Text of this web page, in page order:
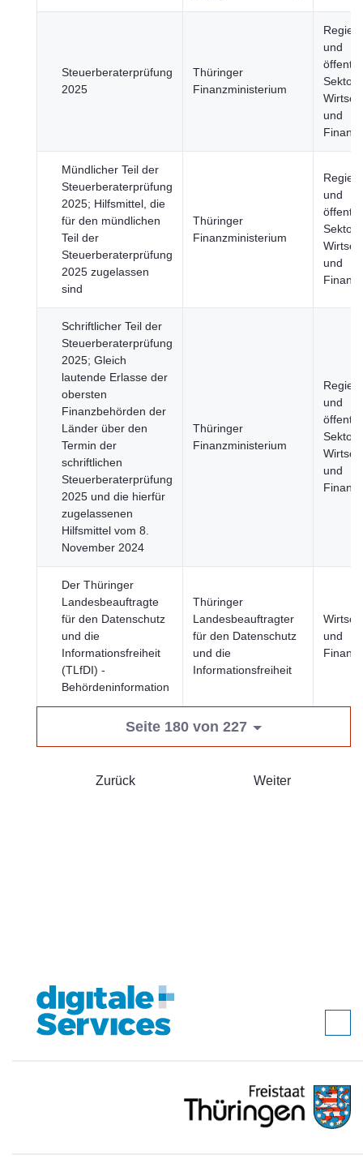
Steuerberaterprüfung
2025
Thüringer
Finanzministerium
und
Sektor,
und
Mündlicher Teil der
Steuerberaterprüfung
2025; Hilfsmittel, die
für den mündlichen
Teil der
Steuerberaterprüfung
2025 zugelassen
sind
Thüringer
Finanzministerium
und
Sektor,
und
Schriftlicher Teil der
Steuerberaterprüfung
2025; Gleich
lautende Erlasse der
obersten
Finanzbehörden der
Länder über den
Termin der
schriftlichen
Steuerberaterprüfung
2025 und die hierfür
zugelassenen
Hilfsmittel vom 8.
November 2024
Thüringer
Finanzministerium
und
Sektor,
und
Der Thüringer
Landesbeauftragte
für den Datenschutz
und die
Informationsfreiheit
(TLfDI) -
Behördeninformation
Thüringer
Landesbeauftragter
für den Datenschutz
und die
Informationsfreiheit
und
Seite 180 von 227
Zurück Weiter